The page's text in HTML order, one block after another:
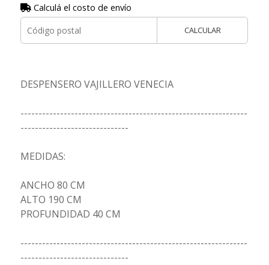
Calculá el costo de envío
CALCULAR
DESPENSERO VAJILLERO VENECIA
---------------------------------------------------------------
------------------------------
MEDIDAS:
ANCHO 80 CM
ALTO 190 CM
PROFUNDIDAD 40 CM
---------------------------------------------------------------
------------------------------